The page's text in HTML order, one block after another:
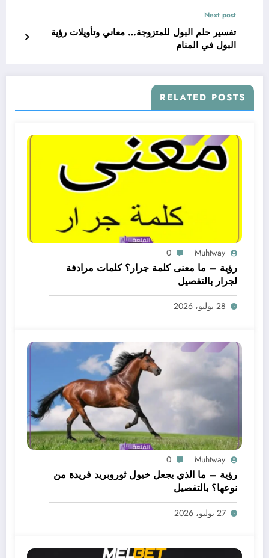
Next post
تفسير حلم البول للمتزوجة… معاني وتأويلات رؤية
البول في المنام
RELATED POSTS
Muhtway
0
رؤية – ما معنى كلمة جرار؟ كلمات مرادفة
لجرار بالتفصيل
28 يوليو، 2026
Muhtway
0
رؤية – ما الذي يجعل خيول ثوروبريد فريدة من
نوعها؟ بالتفصيل
27 يوليو، 2026